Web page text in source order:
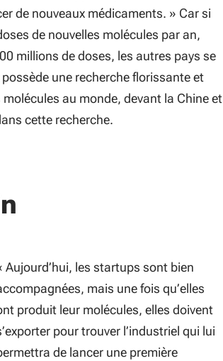
de nouveaux médicaments. » Car si
de nouvelles molécules par an,
millions de doses, les autres pays se
une recherche florissante et
au monde, devant la Chine et
cette recherche.
Aujourd’hui, les startups sont bien
mais une fois qu’elles
produit leur molécules, elles doivent
pour trouver l’industriel qui lui
de lancer une première